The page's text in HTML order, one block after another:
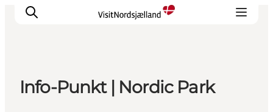
Info-Punkt | Nordic Park